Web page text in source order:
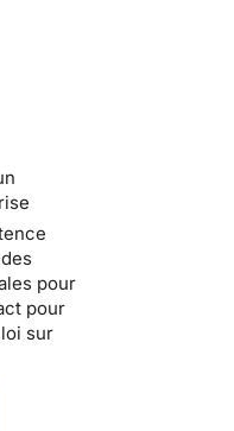
pour
pour
sur